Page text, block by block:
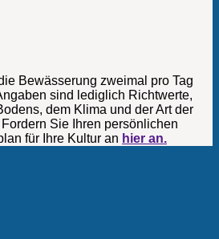
Bewässerung zweimal pro Tag
sind lediglich Richtwerte,
dem Klima und der Art der
Sie Ihren persönlichen
für Ihre Kultur an hier an.